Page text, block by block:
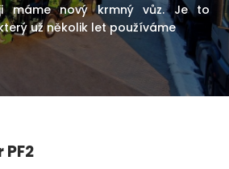
máme nový krmný vůz. Je to
už několik let používáme